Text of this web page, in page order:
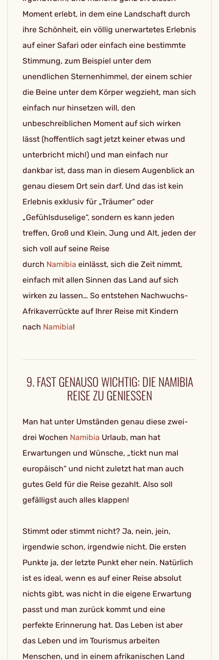
Moment erlebt, in dem eine Landschaft durch
ihre Schönheit, ein völlig unerwartetes Erlebnis
auf einer Safari oder einfach eine bestimmte
Stimmung, zum Beispiel unter dem
unendlichen Sternenhimmel, der einem schier
die Beine unter dem Körper wegzieht, man sich
einfach nur hinsetzen will, den
unbeschreiblichen Moment auf sich wirken
lässt (hoffentlich sagt jetzt keiner etwas und
unterbricht mich!) und man einfach nur
dankbar ist, dass man in diesem Augenblick an
genau diesem Ort sein darf. Und das ist kein
Erlebnis exklusiv für „Träumer“ oder
„Gefühlsduselige“, sondern es kann jeden
treffen, Groß und Klein, Jung und Alt, jeden der
sich voll auf seine Reise
durch Namibia einlässt, sich die Zeit nimmt,
einfach mit allen Sinnen das Land auf sich
wirken zu lassen… So entstehen Nachwuchs-
Afrikaverrückte auf Ihrer Reise mit Kindern
nach Namibia!
9. FAST GENAUSO WICHTIG: DIE NAMIBIA
REISE ZU GENIESSEN
Man hat unter Umständen genau diese zwei-
drei Wochen Namibia Urlaub, man hat
Erwartungen und Wünsche, „tickt nun mal
europäisch“ und nicht zuletzt hat man auch
gutes Geld für die Reise gezahlt. Also soll
gefälligst auch alles klappen!
Stimmt oder stimmt nicht? Ja, nein, jein,
irgendwie schon, irgendwie nicht. Die ersten
Punkte ja, der letzte Punkt eher nein. Natürlich
ist es ideal, wenn es auf einer Reise absolut
nichts gibt, was nicht in die eigene Erwartung
passt und man zurück kommt und eine
perfekte Erinnerung hat. Das Leben ist aber
das Leben und im Tourismus arbeiten
Menschen, und in einem afrikanischen Land